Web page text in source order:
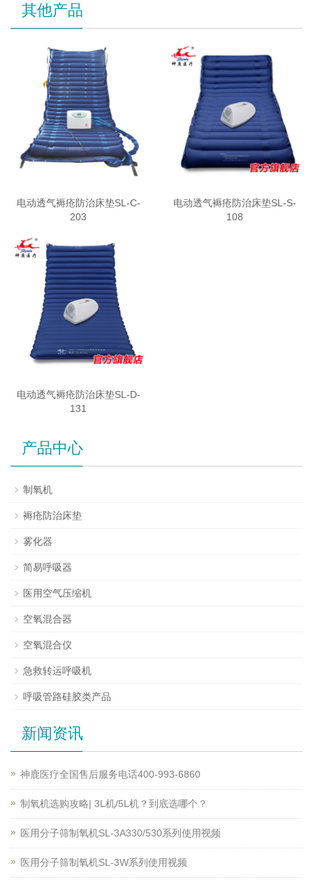
其他产品
电动透气褥疮防治床垫SL-C-
203
电动透气褥疮防治床垫SL-S-
108
电动透气褥疮防治床垫SL-D-
131
产品中心
制氧机
褥疮防治床垫
雾化器
简易呼吸器
医用空气压缩机
空氧混合器
空氧混合仪
急救转运呼吸机
呼吸管路硅胶类产品
新闻资讯
神鹿医疗全国售后服务电话400-993-6860
制氧机选购攻略| 3L机/5L机？到底选哪个？
医用分子筛制氧机SL-3A330/530系列使用视频
医用分子筛制氧机SL-3W系列使用视频